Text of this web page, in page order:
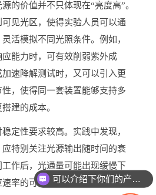
的价值并不只体现在“亮度高”。
见光区，使得实验人员可以通
活模拟不同光照条件。例如，
能力时，可有效削弱紫外成
速降解测试时，又可以引入更
，使得同一套装置能够支持多
建的成本。
定性要求较高。实践中发现，
特别关注光源输出随时间的衰
作后，光通量可能出现缓慢下
率的可比性。因此，不少实验
可以介绍下你们的产品么